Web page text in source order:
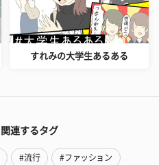
すれみの大学生あるある
連するタグ
#流行 #ファッション